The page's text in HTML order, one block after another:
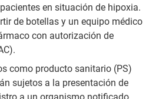
en situación de hipoxia.
de botellas y un equipo médico
con autorización de
como producto sanitario (PS)
sujetos a la presentación de